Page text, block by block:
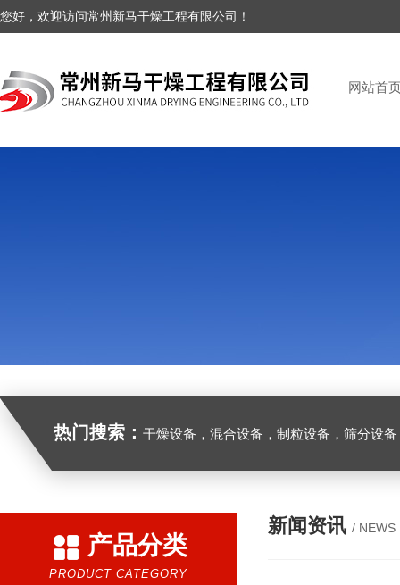
您好，欢迎访问常州新马干燥工程有限公司！
网站首
热门搜索： 干燥设备，混合设备，制粒设备，筛分设
产品分类
PRODUCT CATEGORY
新闻资讯 / NEWS